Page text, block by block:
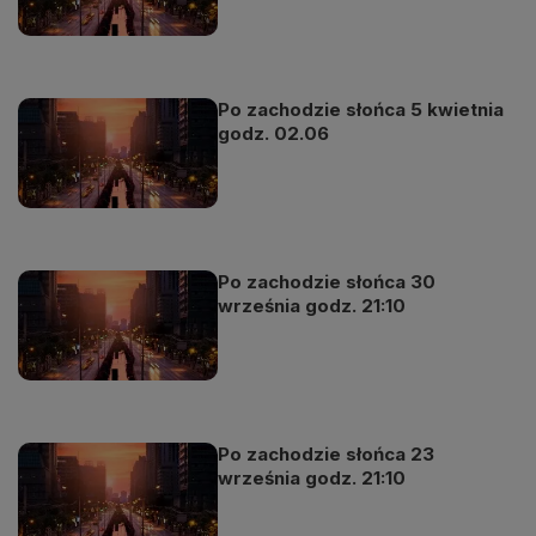
Po zachodzie słońca 5 kwietnia
godz. 02.06
Po zachodzie słońca 30
września godz. 21:10
Po zachodzie słońca 23
września godz. 21:10